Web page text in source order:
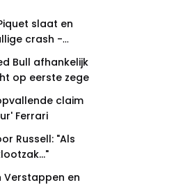
slaat en
crash -
Bull afhankelijk
op eerste zege
claim
Ferrari
Russell: "Als
Verstappen en